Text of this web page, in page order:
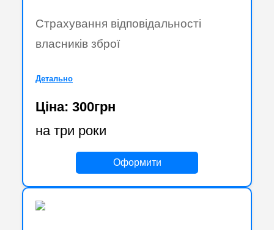
Страхування відповідальності
власників зброї
Детально
Ціна: 300грн
на три роки
Оформити